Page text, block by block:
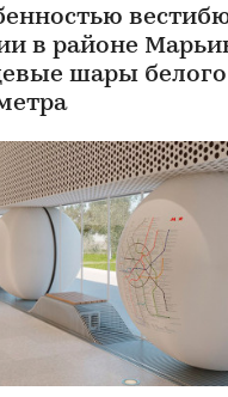
в районе
шары